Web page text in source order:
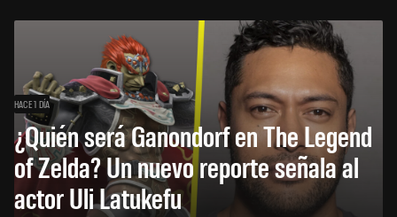
HACE 1 DÍA
¿Quién será Ganondorf en The Legend
of Zelda? Un nuevo reporte señala al
actor Uli Latukefu